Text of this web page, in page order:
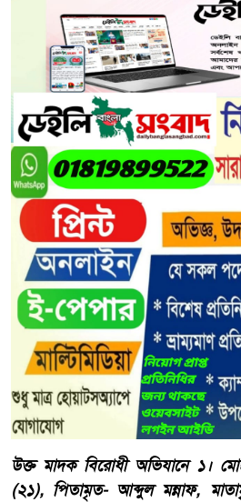
উক্ত মাদক বিরোধী অভিযানে ১।
(২১), পিতামৃত- আব্দুল মন্নাফ,